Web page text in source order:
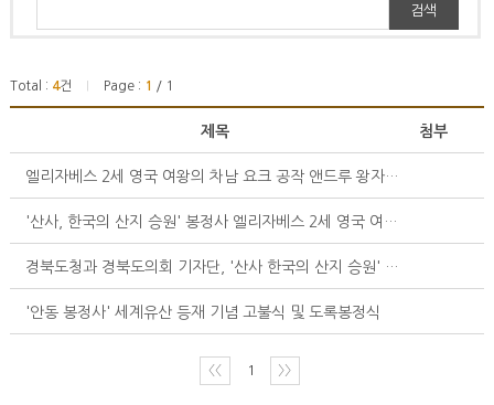
검색
Total : 4건 Page : 1 / 1
제목 첨부
엘리자베스 2세 영국 여왕의 차남 요크 공작 앤드루 왕자의 안동 봉정사 방문!
'산사, 한국의 산지 승원' 봉정사 엘리자베스 2세 영국 여왕 방문 20주년 맞아!.....
경북도청과 경북도의회 기자단, '산사 한국의 산지 승원' 봉정사에서 템플스테이 체험 진행
'안동 봉정사' 세계유산 등재 기념 고불식 및 도록봉정식
〈〈 1 〉〉